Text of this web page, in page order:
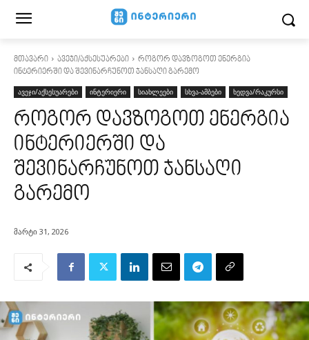
მთავარი ავეჯი/აქსესუარები
როგორ დავზოგოთ ენერგია
ინტერიერში და შევინარჩუნოთ ჯანსაღი გარემო
ავეჯი/აქსესუარები ინტერიერი სიახლეები სხვა-ამბები ხედვა/რაკურსი
როგორ დავზოგოთ ენერგია
ინტერიერში და
შევინარჩუნოთ ჯანსაღი
გარემო
მარტი 31, 2026